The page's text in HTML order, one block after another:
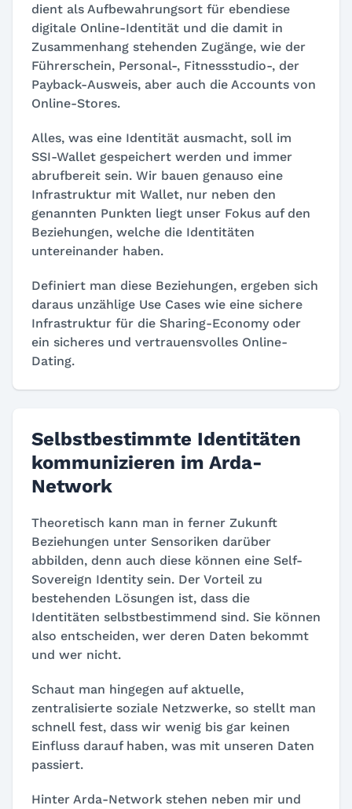
dient als Aufbewahrungsort für ebendiese
digitale Online-Identität und die damit in
Zusammenhang stehenden Zugänge, wie der
Führerschein, Personal-, Fitnessstudio-, der
Payback-Ausweis, aber auch die Accounts von
Online-Stores.
Alles, was eine Identität ausmacht, soll im
SSI-Wallet gespeichert werden und immer
abrufbereit sein. Wir bauen genauso eine
Infrastruktur mit Wallet, nur neben den
genannten Punkten liegt unser Fokus auf den
Beziehungen, welche die Identitäten
untereinander haben.
Definiert man diese Beziehungen, ergeben sich
daraus unzählige Use Cases wie eine sichere
Infrastruktur für die Sharing-Economy oder
ein sicheres und vertrauensvolles Online-
Dating.
Selbstbestimmte Identitäten
kommunizieren im Arda-
Network
Theoretisch kann man in ferner Zukunft
Beziehungen unter Sensoriken darüber
abbilden, denn auch diese können eine Self-
Sovereign Identity sein. Der Vorteil zu
bestehenden Lösungen ist, dass die
Identitäten selbstbestimmend sind. Sie können
also entscheiden, wer deren Daten bekommt
und wer nicht.
Schaut man hingegen auf aktuelle,
zentralisierte soziale Netzwerke, so stellt man
schnell fest, dass wir wenig bis gar keinen
Einfluss darauf haben, was mit unseren Daten
passiert.
Hinter Arda-Network stehen neben mir und